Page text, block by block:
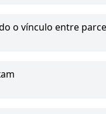
o vínculo entre